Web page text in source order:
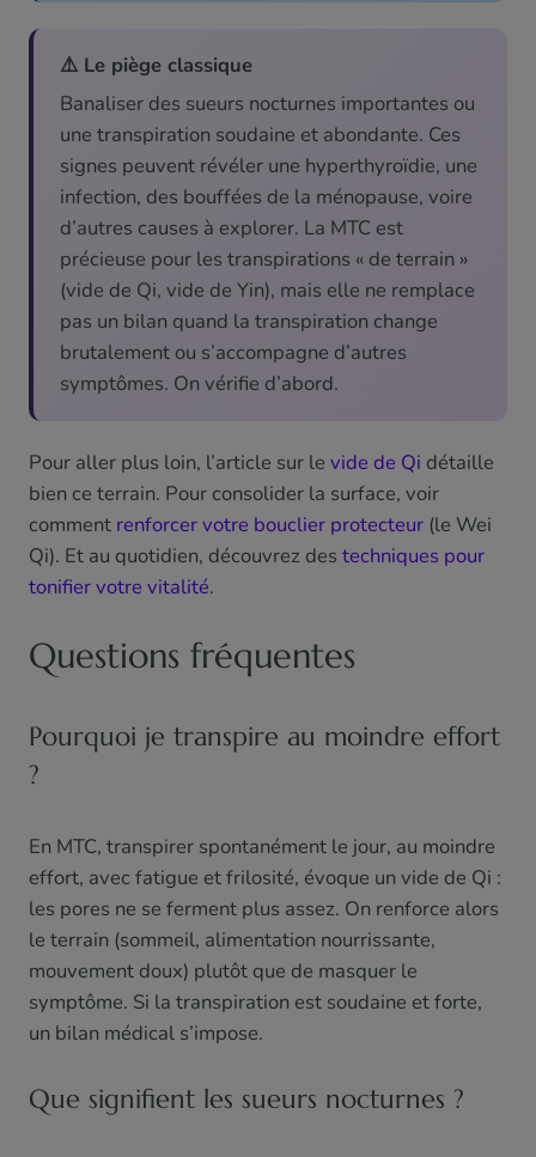
⚠️ Le piège classique
Banaliser des sueurs nocturnes importantes ou
une transpiration soudaine et abondante. Ces
signes peuvent révéler une hyperthyroïdie, une
infection, des bouffées de la ménopause, voire
d’autres causes à explorer. La MTC est
précieuse pour les transpirations « de terrain »
(vide de Qi, vide de Yin), mais elle ne remplace
pas un bilan quand la transpiration change
brutalement ou s’accompagne d’autres
symptômes. On vérifie d’abord.
Pour aller plus loin, l’article sur le vide de Qi détaille
bien ce terrain. Pour consolider la surface, voir
comment renforcer votre bouclier protecteur (le Wei
Qi). Et au quotidien, découvrez des techniques pour
tonifier votre vitalité.
Questions fréquentes
Pourquoi je transpire au moindre effort
?
En MTC, transpirer spontanément le jour, au moindre
effort, avec fatigue et frilosité, évoque un vide de Qi :
les pores ne se ferment plus assez. On renforce alors
le terrain (sommeil, alimentation nourrissante,
mouvement doux) plutôt que de masquer le
symptôme. Si la transpiration est soudaine et forte,
un bilan médical s’impose.
Que signifient les sueurs nocturnes ?